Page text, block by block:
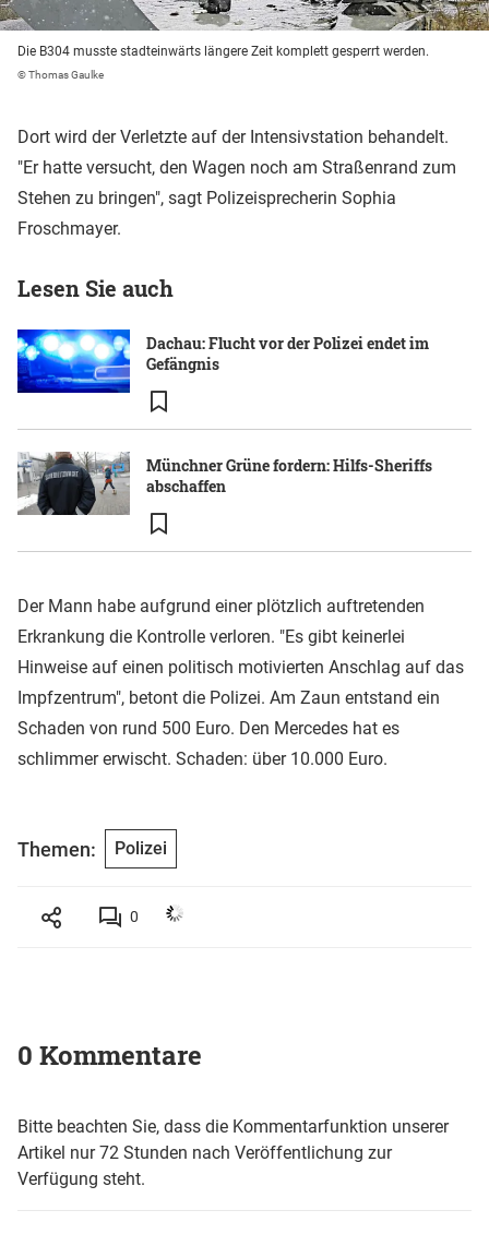
Die B304 musste stadteinwärts längere Zeit komplett gesperrt werden.
© Thomas Gaulke
Dort wird der Verletzte auf der Intensivstation behandelt.
"Er hatte versucht, den Wagen noch am Straßenrand zum
Stehen zu bringen", sagt Polizeisprecherin Sophia
Froschmayer.
Lesen Sie auch
Dachau: Flucht vor der Polizei endet im
Gefängnis
Münchner Grüne fordern: Hilfs-Sheriffs
abschaffen
Der Mann habe aufgrund einer plötzlich auftretenden
Erkrankung die Kontrolle verloren. "Es gibt keinerlei
Hinweise auf einen politisch motivierten Anschlag auf das
Impfzentrum", betont die Polizei. Am Zaun entstand ein
Schaden von rund 500 Euro. Den Mercedes hat es
schlimmer erwischt. Schaden: über 10.000 Euro.
Themen: Polizei
0
0 Kommentare
Bitte beachten Sie, dass die Kommentarfunktion unserer
Artikel nur 72 Stunden nach Veröffentlichung zur
Verfügung steht.